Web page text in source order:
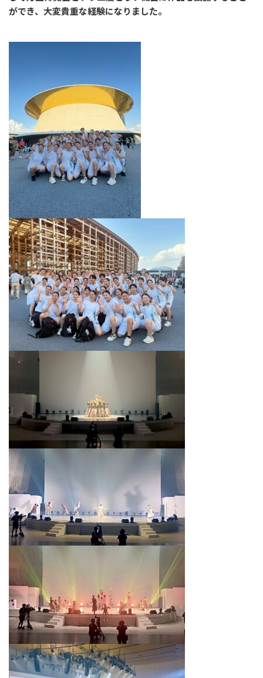
ができ、大変貴重な経験になりました。